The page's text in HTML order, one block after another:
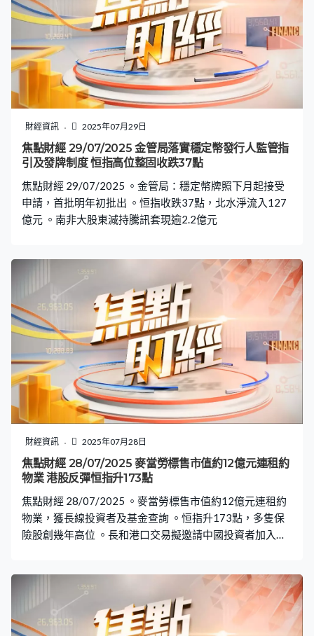
財經資訊 2025年07月29日
焦點財經 29/07/2025 金管局落實穩定幣發行人監管指
引及發牌制度 恒指高位整固收跌37點
焦點財經 29/07/2025 。金管局：穩定幣牌照下月起接受
申請，首批明年初批出 。恒指收跌37點，北水淨流入127
億元 。南非大股東減持騰訊套現逾2.2億元
財經資訊 2025年07月28日
焦點財經 28/07/2025 麥當勞標售市值約12億元連租約
物業 港股反彈恒指升173點
焦點財經 28/07/2025 。麥當勞標售市值約12億元連租約
物業，獲長線投資者及基金查詢 。恒指升173點，多隻保
險股創幾年高位 。長和港口交易擬邀請中國投資者加入成